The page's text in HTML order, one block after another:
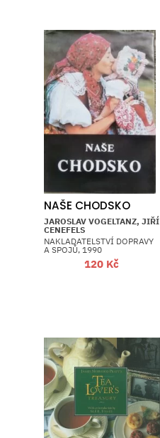
NAŠE CHODSKO
JAROSLAV VOGELTANZ, JIŘÍ
CENEFELS
NAKLADATELSTVÍ DOPRAVY
A SPOJŮ, 1990
120 Kč